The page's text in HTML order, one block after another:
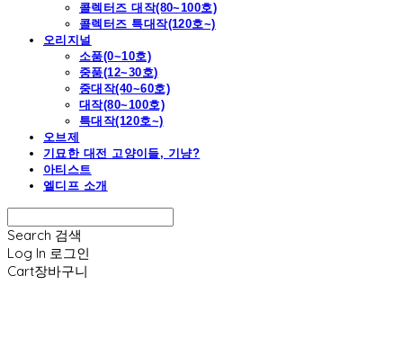
콜렉터즈 대작(80~100호)
콜렉터즈 특대작(120호~)
오리지널
소품(0~10호)
중품(12~30호)
중대작(40~60호)
대작(80~100호)
특대작(120호~)
오브제
기묘한 대전 고양이들, 기냥?
아티스트
엘디프 소개
Search 검색
Log In 로그인
Cart장바구니